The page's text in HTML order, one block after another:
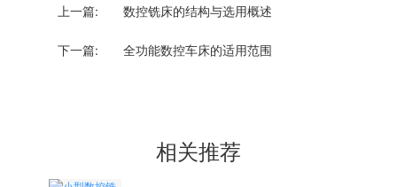
上一篇: 数控铣床的结构与选用概述
下一篇: 全功能数控车床的适用范围
相关推荐